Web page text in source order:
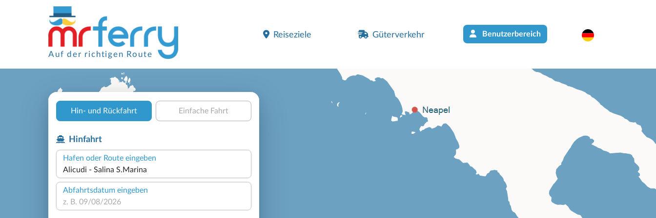
Auf der richtigen Route
Reiseziele Güterverkehr Benutzerbereich
Hin- und Rückfahrt Einfache Fahrt
Hinfahrt
Hafen oder Route eingeben
Abfahrtsdatum eingeben